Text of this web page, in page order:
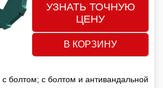
УЗНАТЬ ТОЧНУЮ
ЦЕНУ
В КОРЗИНУ
с болтом; с болтом и антивандальной